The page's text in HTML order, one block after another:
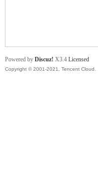
Powered by Discuz! X3.4 Licensed
Copyright © 2001-2021, Tencent Cloud.